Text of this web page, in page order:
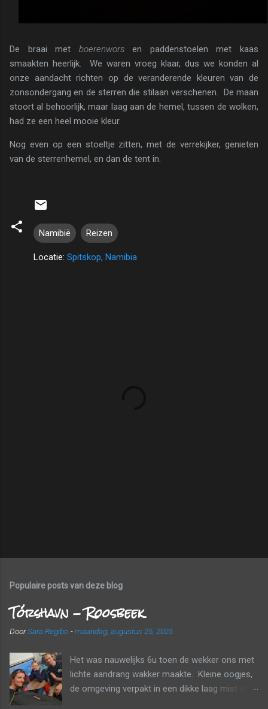
De braai met boerenworsen paddenstoelen met kaas
smaakten heerlijk. We waren vroeg klaar, dus we konden al
onze aandacht richten op de veranderende kleuren van de
zonsondergang en de sterren die stilaan verschenen. De maan
stoort al behoorlijk, maar laag aan de hemel, tussen de wolken,
had ze een heel mooie kleur.
Nog even op een stoeltje zitten, met de verrekijker, genieten
van de sterrenhemel, en dan de tent in.
Namibië Reizen
Locatie: Spitskop, Namibia
Populaire posts van deze blog
Tórshavn - Roosbeek
DoorSara Regibo -maandag, augustus 25, 2025
Het was nauwelijks 6u toen de wekker ons met
lichte aandrang wakker maakte. Kleine oogjes,
de omgeving verpakt in een dikke laag mist en